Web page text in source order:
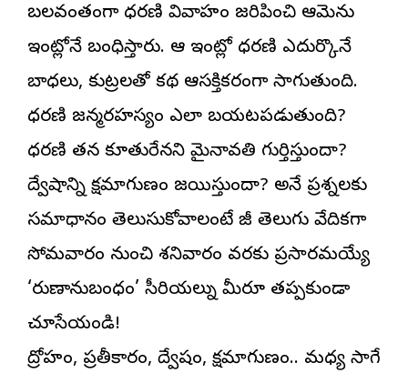
బలవంతంగా ధరణి వివాహం జరిపించి ఆమెను
ఇంట్లోనే బంధిస్తారు. ఆ ఇంట్లో ధరణి ఎదుర్కొనే
బాధలు, కుట్రలతో కథ ఆసక్తికరంగా సాగుతుంది.
ధరణి జన్మరహస్యం ఎలా బయటపడుతుంది?
ధరణి తన కూతురేనని మైనావతి గుర్తిస్తుందా?
ద్వేషాన్ని క్షమాగుణం జయిస్తుందా? అనే ప్రశ్నలకు
సమాధానం తెలుసుకోవాలంటే జీ తెలుగు వేదికగా
సోమవారం నుంచి శనివారం వరకు ప్రసారమయ్యే
‘రుణానుబంధం’ సీరియల్ను మీరూ తప్పకుండా
చూసేయండి!
ద్రోహం, ప్రతీకారం, ద్వేషం, క్షమాగుణం.. మధ్య సాగే